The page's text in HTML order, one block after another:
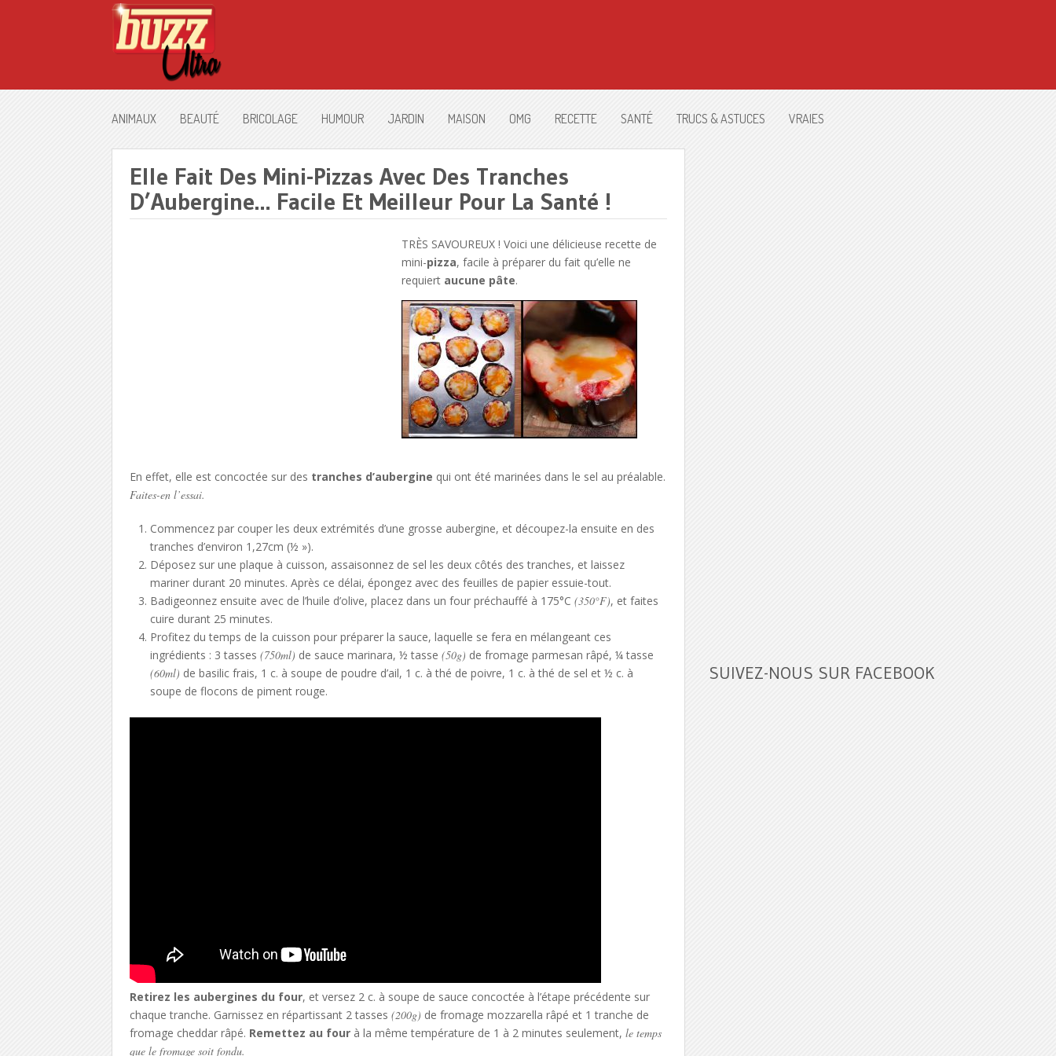
ANIMAUX BEAUTÉ BRICOLAGE HUMOUR JARDIN MAISON OMG RECETTE SANTÉ TRUCS & ASTUCES VRAIES
Elle Fait Des Mini-Pizzas Avec Des Tranches
D’Aubergine… Facile Et Meilleur Pour La Santé !
TRÈS SAVOUREUX ! Voici une délicieuse recette de
mini-pizza, facile à préparer du fait qu’elle ne
requiert aucune pâte.
En effet, elle est concoctée sur des tranches d’aubergine qui ont été marinées dans le sel au préalable.
Faites-en l’essai.
Commencez par couper les deux extrémités d’une grosse aubergine, et découpez-la ensuite en des
tranches d’environ 1,27cm (½ »).
Déposez sur une plaque à cuisson, assaisonnez de sel les deux côtés des tranches, et laissez
mariner durant 20 minutes. Après ce délai, épongez avec des feuilles de papier essuie-tout.
Badigeonnez ensuite avec de l’huile d’olive, placez dans un four préchauffé à 175°C(350°F), et faites
cuire durant 25 minutes.
Profitez du temps de la cuisson pour préparer la sauce, laquelle se fera en mélangeant ces
ingrédients : 3 tasses(750ml) de sauce marinara, ½ tasse(50g) de fromage parmesan râpé, ¼ tasse
(60ml) de basilic frais, 1 c. à soupe de poudre d’ail, 1 c. à thé de poivre, 1 c. à thé de sel et ½ c. à
soupe de flocons de piment rouge.
Retirez les aubergines du four, et versez 2 c. à soupe de sauce concoctée à l’étape précédente sur
chaque tranche. Garnissez en répartissant 2 tasses (200g) de fromage mozzarella râpé et 1 tranche de
fromage cheddar râpé. Remettez au fourà la même température de 1 à 2 minutes seulement, le temps
que le fromage soit fondu.
SUIVEZ-NOUS SUR FACEBOOK